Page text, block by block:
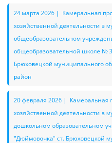
24 марта 2026 | Камеральная
хозяйственной деятельности в
общеобразовательном
общеобразовательной школе №
Брюховецкой муниципального
район
20 февраля 2026 | Камеральная
хозяйственной деятельности в
дошкольном образовательном
"Дюймовочка" ст. Брюховецкой